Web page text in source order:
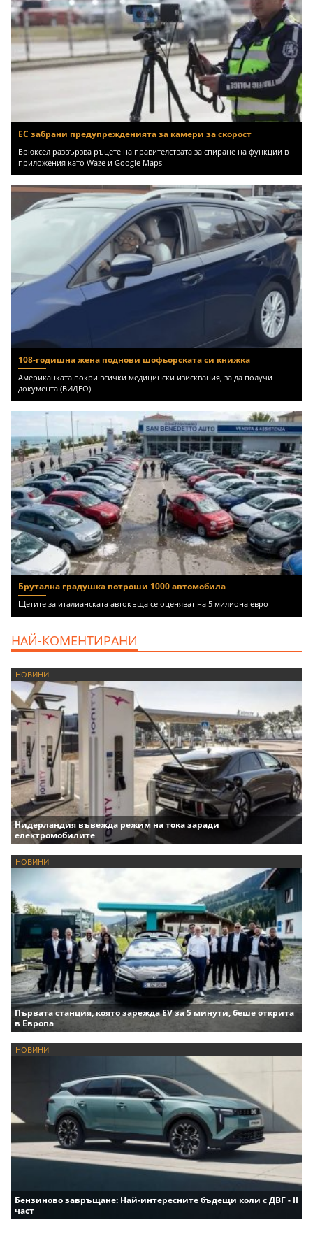
ЕС забрани предупрежденията за камери за скорост
Брюксел развързва ръцете на правителствата за спиране на функции в
приложения като Waze и Google Maps
108-годишна жена поднови шофьорската си книжка
Американката покри всички медицински изисквания, за да получи
документа (ВИДЕО)
Брутална градушка потроши 1000 автомобила
Щетите за италианската автокъща се оценяват на 5 милиона евро
НАЙ-КОМЕНТИРАНИ
НОВИНИ
Нидерландия въвежда режим на тока заради
електромобилите
НОВИНИ
Първата станция, която зарежда EV за 5 минути, беше открита
в Европа
НОВИНИ
Бензиново завръщане: Най-интересните бъдещи коли с ДВГ - II
част